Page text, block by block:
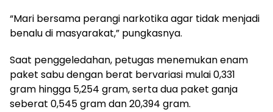
“Mari bersama perangi narkotika agar tidak menjadi
benalu di masyarakat,” pungkasnya.
Saat penggeledahan, petugas menemukan enam
paket sabu dengan berat bervariasi mulai 0,331
gram hingga 5,254 gram, serta dua paket ganja
seberat 0,545 gram dan 20,394 gram.